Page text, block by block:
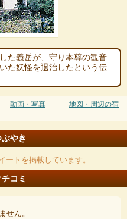
た義岳が、守り本尊の観音
た妖怪を退治したという伝
動画・写真 地図・周辺の宿
やき
ートを掲載しています。
チコミ
せん。